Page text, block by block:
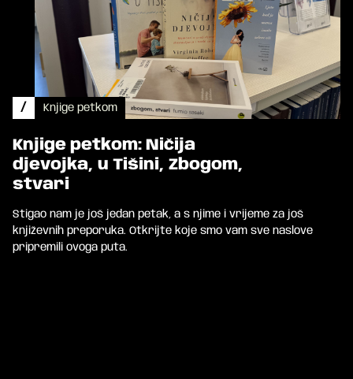
/ Knjige petkom
Knjige petkom: Ničija
djevojka, u Tišini, Zbogom,
stvari
Stigao nam je još jedan petak, a s njime i vrijeme za još
književnih preporuka. Otkrijte koje smo vam sve naslove
pripremili ovoga puta.